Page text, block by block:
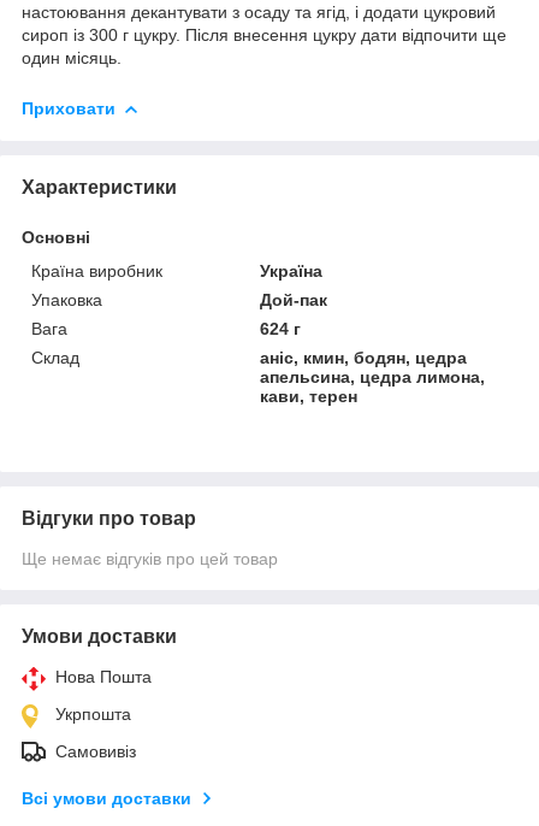
настоювання декантувати з осаду та ягід, і додати цукровий
сироп із 300 г цукру. Після внесення цукру дати відпочити ще
один місяць.
Приховати
Характеристики
Основні
Країна виробник
Україна
Упаковка
Дой-пак
Вага
624 г
Склад
аніс, кмин, бодян, цедра
апельсина, цедра лимона,
кави, терен
Відгуки про товар
Ще немає відгуків про цей товар
Умови доставки
Нова Пошта
Укрпошта
Самовивіз
Всі умови доставки